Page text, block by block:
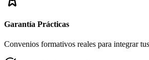
Garantía Prácticas
Convenios formativos reales para integrar